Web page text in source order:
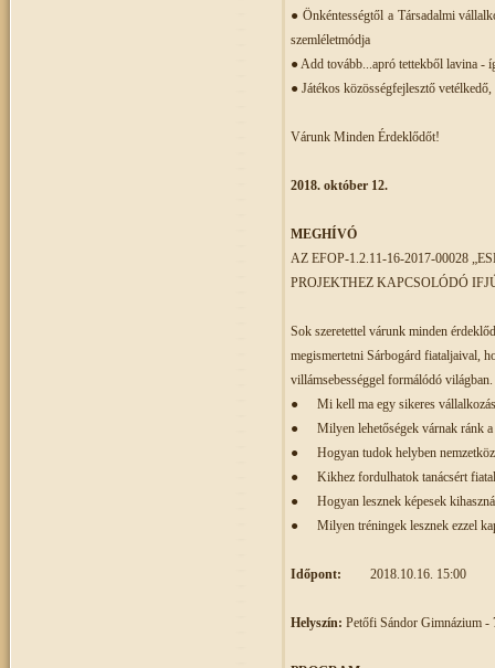
● Önkéntességtől a Társadalmi
szemléletmódja
● Add tovább...apró tettekből lavina -
● Játékos közösségfejlesztő
Várunk Minden Érdeklődőt!
2018. október 12.
MEGHÍVÓ
AZ EFOP-1.2.11-16-2017-00028
PROJEKTHEZ KAPCSOLÓDÓ
Sok szeretettel várunk minden
megismertetni Sárbogárd fiataljaival,
villámsebességgel formálódó
●
Mi kell ma egy sikeres
●
Milyen lehetőségek várnak ránk
●
Hogyan tudok helyben
●
Kikhez fordulhatok tanácsért
●
Hogyan lesznek képesek
●
Milyen tréningek lesznek ezzel
Időpont: 2018.10.16. 15:00
Helyszín: Petőfi Sándor Gimnázium